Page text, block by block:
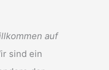
auf
sind ein